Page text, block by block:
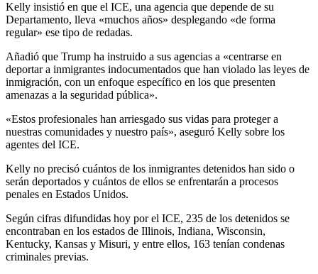
Kelly insistió en que el ICE, una agencia que depende de su
Departamento, lleva «muchos años» desplegando «de forma
regular» ese tipo de redadas.
Añadió que Trump ha instruido a sus agencias a «centrarse en
deportar a inmigrantes indocumentados que han violado las leyes de
inmigración, con un enfoque específico en los que presenten
amenazas a la seguridad pública».
«Estos profesionales han arriesgado sus vidas para proteger a
nuestras comunidades y nuestro país», aseguró Kelly sobre los
agentes del ICE.
Kelly no precisó cuántos de los inmigrantes detenidos han sido o
serán deportados y cuántos de ellos se enfrentarán a procesos
penales en Estados Unidos.
Según cifras difundidas hoy por el ICE, 235 de los detenidos se
encontraban en los estados de Illinois, Indiana, Wisconsin,
Kentucky, Kansas y Misuri, y entre ellos, 163 tenían condenas
criminales previas.